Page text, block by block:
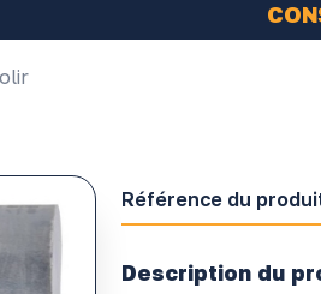
Référence du
Description du